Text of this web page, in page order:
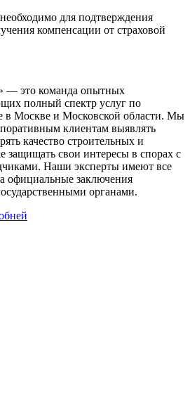
для подтверждения
компенсации от страховой
— это команда опытных
полный спектр услуг по
в Москве и Московской области. Мы
клиентам выявлять
качество строительных и
защищать свои интересы в спорах с
Наши эксперты имеют все
официальные заключения
органами.